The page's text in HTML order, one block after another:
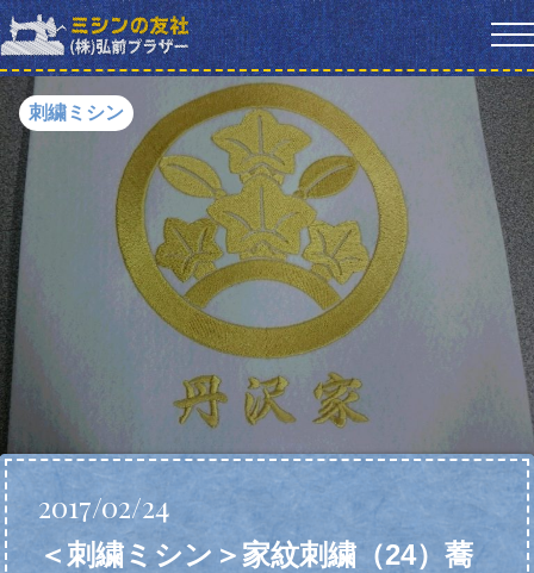
刺繍ミシン
2017/02/24
＜刺繍ミシン＞家紋刺繍（24）蕎